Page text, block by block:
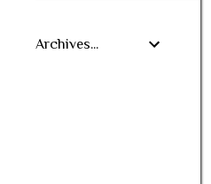
Archives...